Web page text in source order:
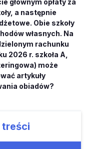
głównym opłaty za
a następnie
Obie szkoły
własnych. Na
rachunku
2026 r. szkoła A,
może
artykuły
obiadów?
treści